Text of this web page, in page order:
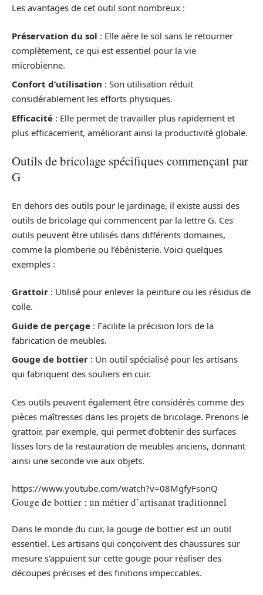
Les avantages de cet outil sont nombreux :
Préservation du sol : Elle aère le sol sans le retourner
complètement, ce qui est essentiel pour la vie
microbienne.
Confort d’utilisation : Son utilisation réduit
considérablement les efforts physiques.
Efficacité : Elle permet de travailler plus rapidement et
plus efficacement, améliorant ainsi la productivité globale.
Outils de bricolage spécifiques commençant par
G
En dehors des outils pour le jardinage, il existe aussi des
outils de bricolage qui commencent par la lettre G. Ces
outils peuvent être utilisés dans différents domaines,
comme la plomberie ou l’ébénisterie. Voici quelques
exemples :
Grattoir : Utilisé pour enlever la peinture ou les résidus de
colle.
Guide de perçage : Facilite la précision lors de la
fabrication de meubles.
Gouge de bottier : Un outil spécialisé pour les artisans
qui fabriquent des souliers en cuir.
Ces outils peuvent également être considérés comme des
pièces maîtresses dans les projets de bricolage. Prenons le
grattoir, par exemple, qui permet d’obtenir des surfaces
lisses lors de la restauration de meubles anciens, donnant
ainsi une seconde vie aux objets.
https://www.youtube.com/watch?v=08MgfyFsonQ
Gouge de bottier : un métier d’artisanat traditionnel
Dans le monde du cuir, la gouge de bottier est un outil
essentiel. Les artisans qui conçoivent des chaussures sur
mesure s’appuient sur cette gouge pour réaliser des
découpes précises et des finitions impeccables.